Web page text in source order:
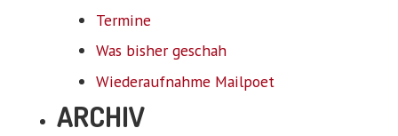
Termine
Was bisher geschah
Wiederaufnahme Mailpoet
ARCHIV